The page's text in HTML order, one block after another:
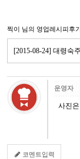
찍이 님의 영업레시피후
[2015-08-24] 대령숙
운영자
사진
코멘트입력